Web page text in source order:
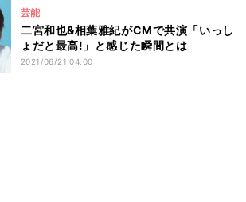
芸能
二宮和也&相葉雅紀がCMで共演「いっし
ょだと最高!」と感じた瞬間とは
2021/06/21 04:00